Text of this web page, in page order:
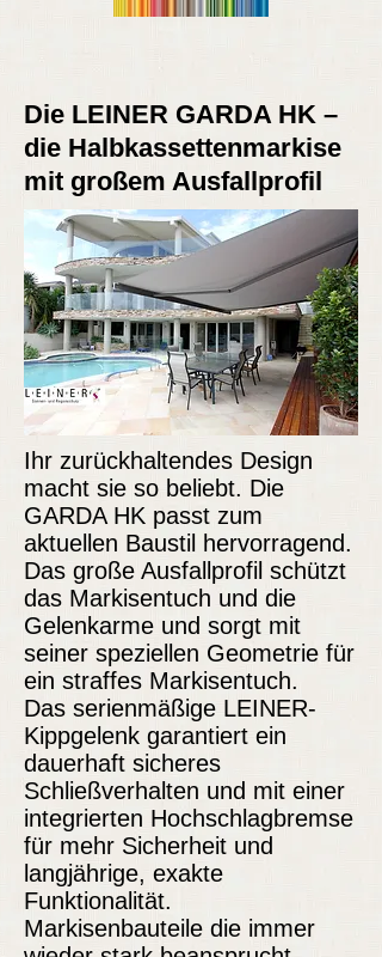
Die LEINER GARDA HK –
die Halbkassettenmarkise
mit großem Ausfallprofil
Ihr zurückhaltendes Design
macht sie so beliebt. Die
GARDA HK passt zum
aktuellen Baustil hervorragend.
Das große Ausfallprofil schützt
das Markisentuch und die
Gelenkarme und sorgt mit
seiner speziellen Geometrie für
ein straffes Markisentuch.
Das serienmäßige LEINER-
Kippgelenk garantiert ein
dauerhaft sicheres
Schließverhalten und mit einer
integrierten Hochschlagbremse
für mehr Sicherheit und
langjährige, exakte
Funktionalität.
Markisenbauteile die immer